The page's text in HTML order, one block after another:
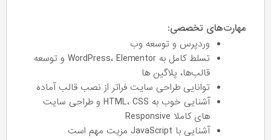
مهارت‌های تخصصی:
وردپرس و توسعه وب
تسلط کامل به WordPress، Elementor و توسعه
قالب‌ها، پلاگین ها
توانایی طراحی سایت فراتر از نصب قالب آماده
آشنایی خوب به HTML، CSS و طراحی سایت
های کاملا Responsive
آشنایی با JavaScript مزیت مهم است